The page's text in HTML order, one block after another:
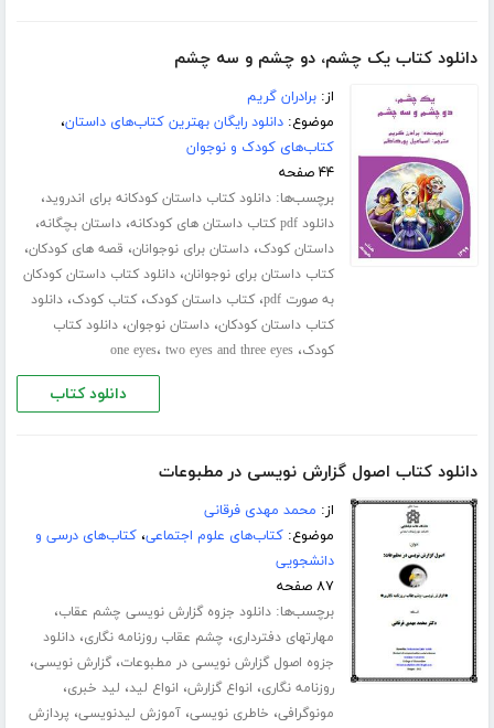
دانلود کتاب یک چشم، دو چشم و سه چشم
از:برادران گریم
موضوع:دانلود رایگان بهترین کتاب‌های داستان،
کتاب‌های کودک و نوجوان
۴۴ صفحه
برچسب‌ها:دانلود کتاب داستان کودکانه برای اندروید،
دانلود pdf کتاب داستان های کودکانه ،داستان بچگانه،
داستان کودک،داستان برای نوجوانان، قصه های کودکان،
کتاب داستان برای نوجوانان،دانلود کتاب داستان کودکان
به صورت pdf
،کتاب داستان کودک،کتاب کودک،دانلود
کتاب داستان کودکان،داستان نوجوان،دانلود کتاب
کودک، one eyes، two eyes and three eyes
دانلود کتاب
دانلود کتاب اصول گزارش نویسی در مطبوعات
از: محمد مهدی فرقانی
موضوع:کتاب‌های علوم اجتماعی،کتاب‌های درسی و
دانشجویی
۸۷ صفحه
برچسب‌ها:دانلود جزوه گزارش نویسی چشم عقاب،
مهارتهای دفترداری، چشم عقاب روزنامه نگاری،دانلود
جزوه اصول گزارش نویسی در مطبوعات،گزارش ‌نویسی،
روزنامه نگاری، انواع گزارش، انواع لید، لید خبری،
مونوگرافی، خاطری نویسی،آموزش لیدنویسى، پردازش